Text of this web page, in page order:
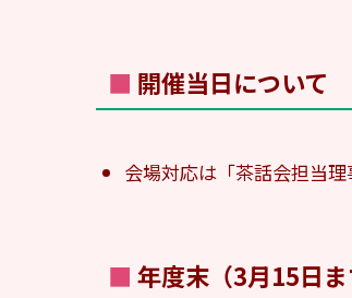
■ 開催当日について
会場対応は「茶話会担当
■ 年度末（3月15日ま